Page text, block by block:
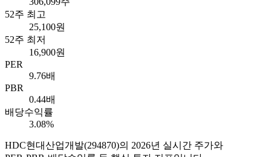
52주 최고
25,100원
52주 최저
16,900원
PER
9.76배
PBR
0.44배
배당수익률
3.08%
HDC현대산업개발(294870)의 2026년 실시간 주가와